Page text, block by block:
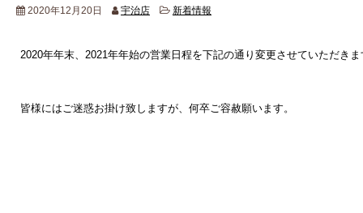
2020年12月20日 宇治店 新着情報
2020年年末、2021年年始の営業日程を下記の通り変更させていただきま
皆様にはご迷惑お掛け致しますが、何卒ご容赦願います。